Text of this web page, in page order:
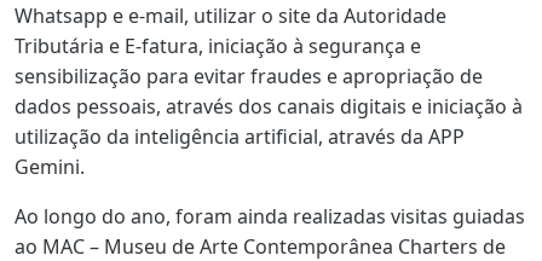
Whatsapp e e-mail, utilizar o site da Autoridade
Tributária e E-fatura, iniciação à segurança e
sensibilização para evitar fraudes e apropriação de
dados pessoais, através dos canais digitais e iniciação à
utilização da inteligência artificial, através da APP
Gemini.
Ao longo do ano, foram ainda realizadas visitas guiadas
ao MAC – Museu de Arte Contemporânea Charters de